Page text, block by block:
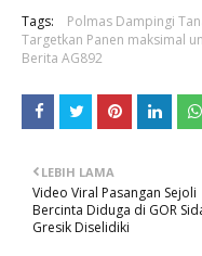
Tags:
Polmas Dampingi
Targetkan Panen maksimal
Berita AG892
LEBIH LAMA
Video Viral Pasangan Sejoli
Bercinta Diduga di GOR
Gresik Diselidiki